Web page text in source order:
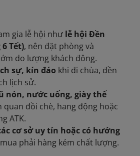
gia lễ hội như lễ hội Đền
Tết), nên đặt phòng và
do lượng khách đông.
sự, kín đáo khi đi chùa, đền
lịch sử.
nón, nước uống, giày thể
quan đồi chè, hang động hoặc
ATK.
cơ sở uy tín hoặc có hướng
phải hàng kém chất lượng.